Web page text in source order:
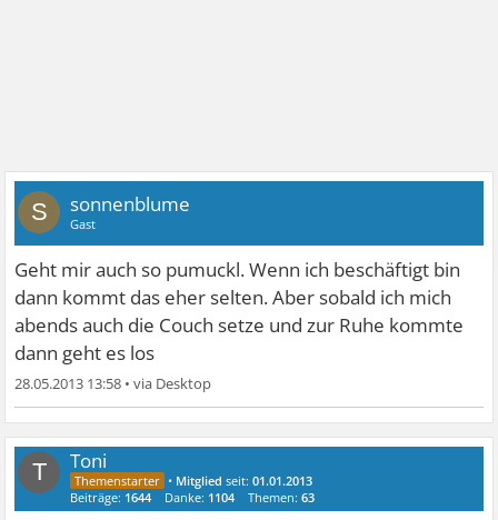
S sonnenblume
Gast
Geht mir auch so pumuckl. Wenn ich beschäftigt bin
dann kommt das eher selten. Aber sobald ich mich
abends auch die Couch setze und zur Ruhe kommte
dann geht es los
28.05.2013 13:58 •
T Toni
• Mitglied seit:01.01.2013
Beiträge: 1644 Danke: 1104 Themen:63